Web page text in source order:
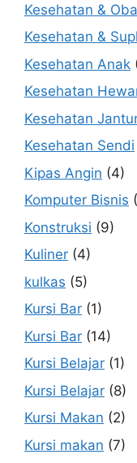
Kesehatan &
Kesehatan &
Kesehatan Anak
Kesehatan
Kesehatan
Kesehatan Sendi
Kipas Angin (4)
Komputer Bisnis
Konstruksi (9)
Kuliner (4)
kulkas (5)
Kursi Bar (1)
Kursi Bar (14)
Kursi Belajar (1)
Kursi Belajar (8)
Kursi Makan (2)
Kursi makan (7)